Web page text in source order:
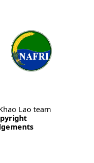
Lao team